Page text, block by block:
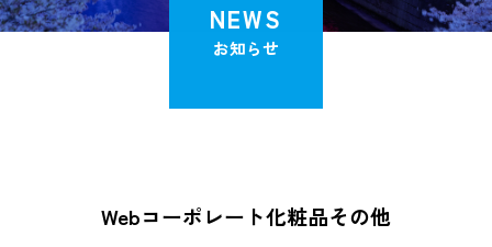
NEWS
お知らせ
Webコーポレート化粧品その他